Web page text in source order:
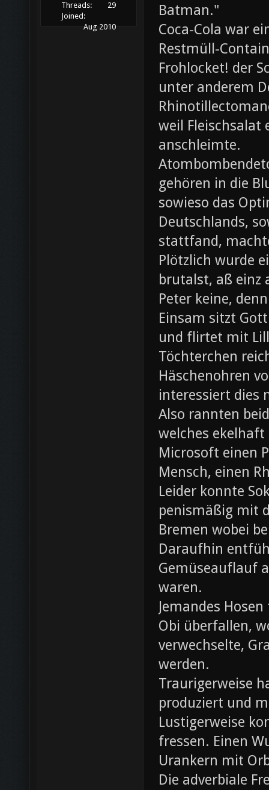
Threads:
29
Joined:
Aug 2010
Batman."
Coca-Cola war
Restmüll-
Frohlocket! der
unter anderem
weil Fleischsalat
anschleimte.
gehören in die
sowieso das
Deutschlands,
stattfand,
Plötzlich wurde
brutalst, aß einz
Peter keine,
Einsam sitzt
und flirtet mit
Töchterchen
Häschenohren
interessiert dies
Also rannten
welches
Microsoft einen
Mensch, einen
Leider konnte
penismäßig mit
Bremen wobei
Daraufhin
Gemüseauflauf
waren.
Jemandes
Obi überfallen,
verwechselte,
werden.
Traurigerweise
produziert und
Lustigerweise
fressen. Einen
Urankern mit
Die adverbiale